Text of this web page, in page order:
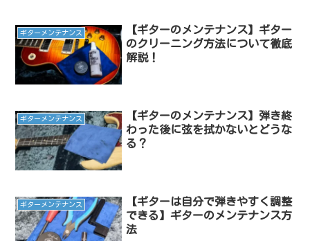
ギターメンテナンス
【ギターのメンテナンス】ギター
のクリーニング方法について徹底
解説！
ギターメンテナンス
【ギターのメンテナンス】弾き終
わった後に弦を拭かないとどうな
る？
ギターメンテナンス
【ギターは自分で弾きやすく調整
できる】ギターのメンテナンス方
法